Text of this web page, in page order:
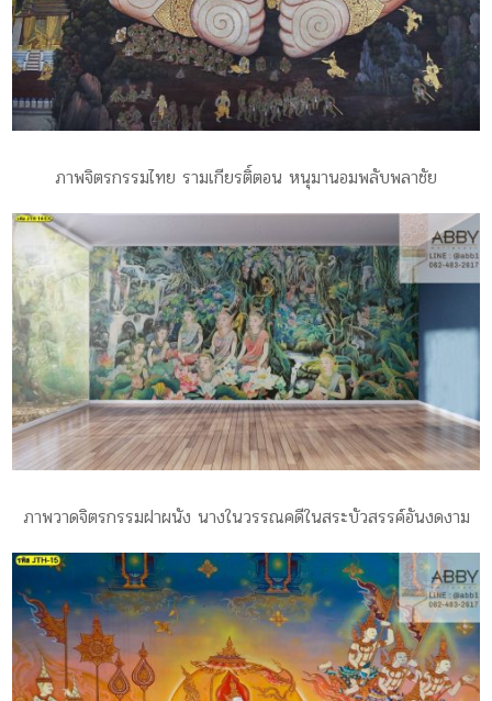
ภาพจิตรกรรมไทย รามเกียรติ์ตอน หนุมานอมพลับพลาชัย
ภาพวาดจิตรกรรมฝาผนัง นางในวรรณคดีในสระบัวสรรค์อันงดงาม